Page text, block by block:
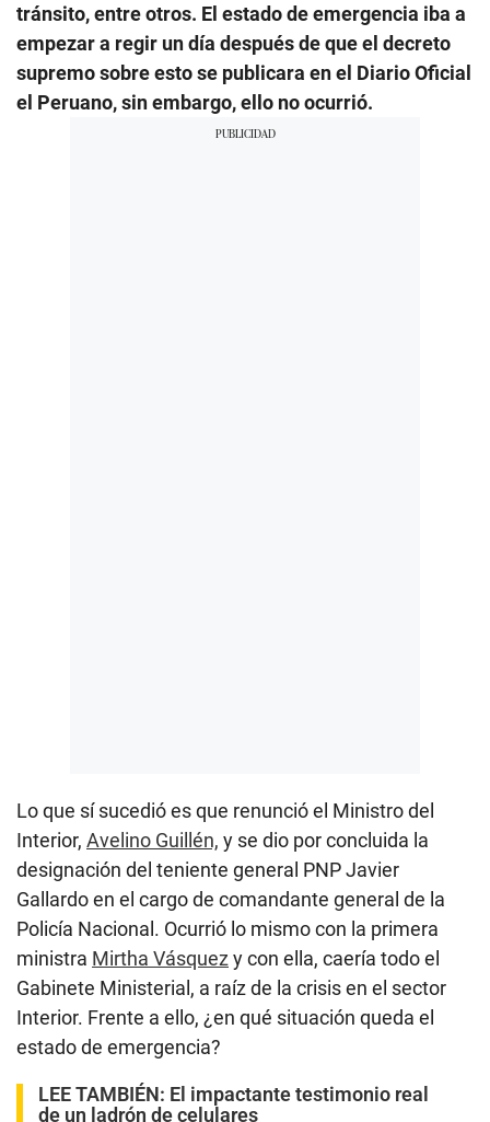
tránsito, entre otros. El estado de emergencia iba a
empezar a regir un día después de que el decreto
supremo sobre esto se publicara en el Diario Oficial
el Peruano, sin embargo, ello no ocurrió.
Lo que sí sucedió es que renunció el Ministro del
Interior, Avelino Guillén, y se dio por concluida la
designación del teniente general PNP Javier
Gallardo en el cargo de comandante general de la
Policía Nacional. Ocurrió lo mismo con la primera
ministra Mirtha Vásquez y con ella, caería todo el
Gabinete Ministerial, a raíz de la crisis en el sector
Interior. Frente a ello, ¿en qué situación queda el
estado de emergencia?
LEE TAMBIÉN: El impactante testimonio real
de un ladrón de celulares